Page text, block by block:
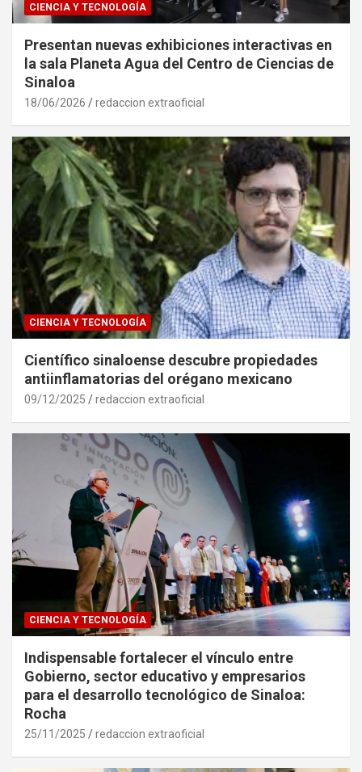
CIENCIA Y TECNOLOGÍA
Presentan nuevas exhibiciones interactivas en
la sala Planeta Agua del Centro de Ciencias de
Sinaloa
18/06/2026 redaccion extraoficial
CIENCIA Y TECNOLOGÍA
Científico sinaloense descubre propiedades
antiinflamatorias del orégano mexicano
09/12/2025 redaccion extraoficial
CIENCIA Y TECNOLOGÍA
Indispensable fortalecer el vínculo entre
Gobierno, sector educativo y empresarios
para el desarrollo tecnológico de Sinaloa:
Rocha
25/11/2025 redaccion extraoficial